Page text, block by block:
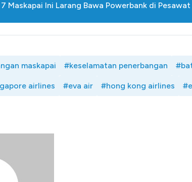
Maskapai Ini Larang Bawa Powerbank di Pesawat
maskapai #keselamatan penerbangan
airlines #eva air #hong kong airlines